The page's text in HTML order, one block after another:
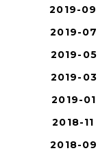
2019-09
2019-07
2019-05
2019-03
2019-01
2018-11
2018-09